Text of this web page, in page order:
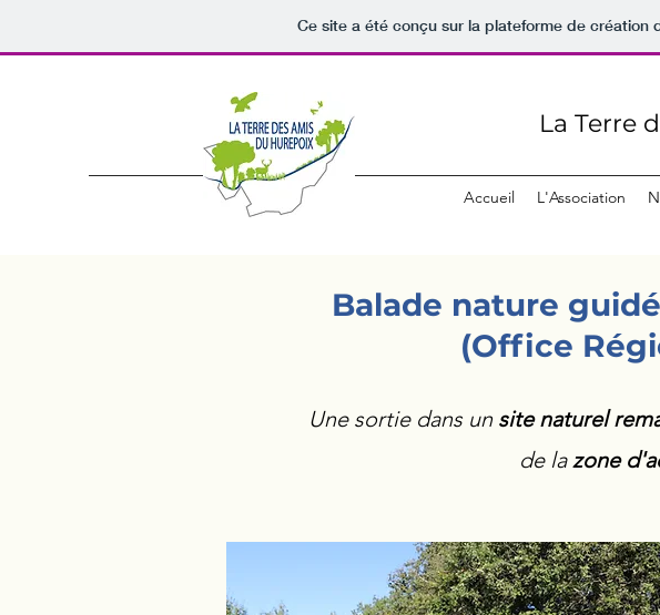
Ce site a été conçu sur la plateforme de création
La Terre
Accueil L'Association
Balade nature
(Office
Une sortie dans un site naturel
de lazone